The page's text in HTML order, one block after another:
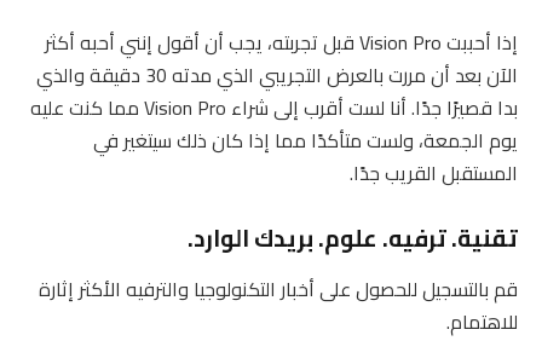
إذا أحببت Vision Pro قبل تجربته، يجب أن أقول إنني أحبه أكثر
الآن بعد أن مررت بالعرض التجريبي الذي مدته 30 دقيقة والذي
بدا قصيرًا جدًا. أنا لست أقرب إلى شراء Vision Pro مما كنت عليه
يوم الجمعة، ولست متأكدًا مما إذا كان ذلك سيتغير في
المستقبل القريب جدًا.
تقنية. ترفيه. علوم. بريدك الوارد.
قم بالتسجيل للحصول على أخبار التكنولوجيا والترفيه الأكثر إثارة
للاهتمام.